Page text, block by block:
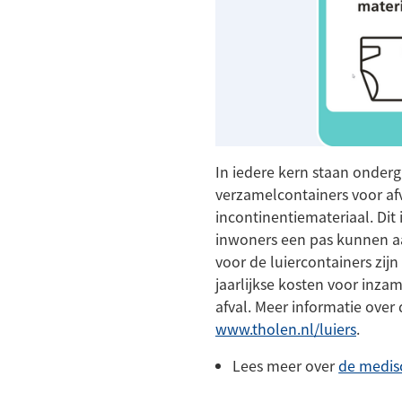
In iedere kern staan
verzamelcontainers voor
incontinentiemateriaal. Dit
inwoners een pas kunnen
voor de luiercontainers
jaarlijkse kosten voor
afval. Meer informatie over
www.tholen.nl/luiers.
Lees meer overde